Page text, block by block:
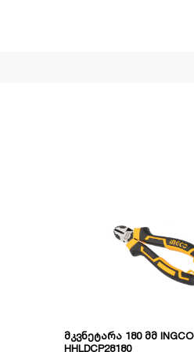
მკვნეტარა 180 მმ INGCO
HHLDCP28180